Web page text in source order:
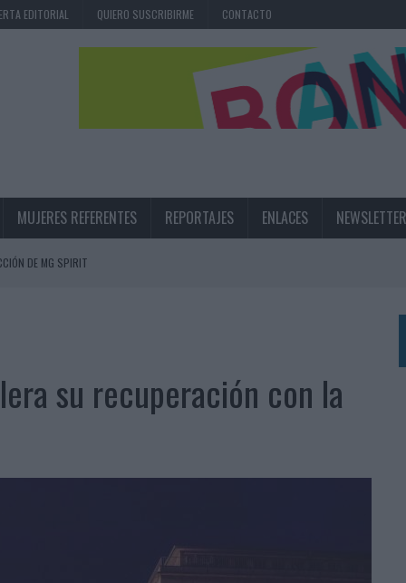
EDITORIAL QUIERO SUSCRIBIRME CONTACTO
MUJERES REFERENTES REPORTAJES ENLACES NEWSLETTER
DE MG SPIRIT
EXPERIENCIA DE MARCA EN IBIZA
MARCAS
EN VERANO Y SUPERA AL MÓVIL COMO DISPOSITIVO MÁS UTILIZADO
su recuperación con la